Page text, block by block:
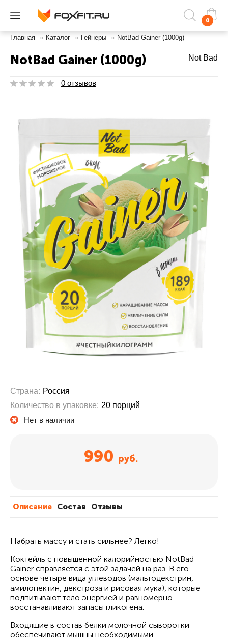
0
Главная » Каталог » Гейнеры » NotBad Gainer (1000g)
NotBad Gainer (1000g) Not Bad
0 отзывов
Страна: Россия
Количество в упаковке: 20 порций
Нет в наличии
990 руб.
Описание Cостав Отзывы
Набрать массу и стать сильнее? Легко!
Коктейль с повышенной калорийностью NotBad
Gainer справляется с этой задачей на раз. В его
основе четыре вида углеводов (мальтодекстрин,
амилопектин, декстроза и рисовая мука), которые
подпитывают тело энергией и равномерно
восстанавливают запасы гликогена.
Входящие в состав белки молочной сыворотки
обеспечивают мышцы необходимыми